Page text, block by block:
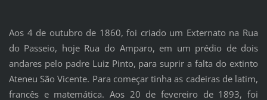
Aos 4 de outubro de 1860, foi criado um Externato na Rua
do Passeio, hoje Rua do Amparo, em um prédio de dois
andares pelo padre Luiz Pinto, para suprir a falta do extinto
Ateneu São Vicente. Para começar tinha as cadeiras de latim,
francês e matemática. Aos 20 de fevereiro de 1893, foi